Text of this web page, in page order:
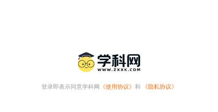
登录即表示同意学科网 《使用协议》 和 《隐私协议》